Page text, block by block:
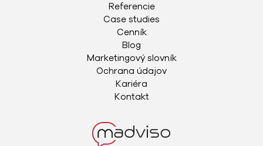
Referencie
Case studies
Cenník
Blog
Marketingový slovník
Ochrana údajov
Kariéra
Kontakt